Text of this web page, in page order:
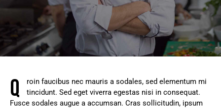
Q
roin faucibus nec mauris a sodales, sed elementum mi
tincidunt. Sed eget viverra egestas nisi in consequat.
Fusce sodales augue a accumsan. Cras sollicitudin, ipsum